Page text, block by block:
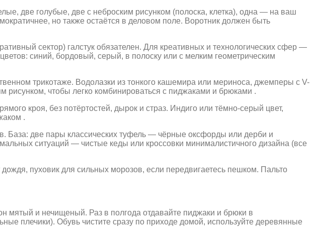
две голубые, две с неброским рисунком (полоска, клетка), одна — на ваш
но также остаётся в деловом поле. Воротник должен быть
сектор) галстук обязателен. Для креативных и технологических сфер —
синий, бордовый, серый, в полоску или с мелким геометрическим
трикотаже. Водолазки из тонкого кашемира или мериноса, джемперы с V-
чтобы легко комбинироваться с пиджаками и брюками .
кроя, без потёртостей, дырок и страз. Индиго или тёмно-серый цвет,
.
База: две пары классических туфель — чёрные оксфорды или дерби и
ситуаций — чистые кеды или кроссовки минималистичного дизайна (все
пуховик для сильных морозов, если передвигаетесь пешком. Пальто
мятый и нечищеный. Раз в полгода отдавайте пиджаки и брюки в
плечики). Обувь чистите сразу по приходе домой, используйте деревянные